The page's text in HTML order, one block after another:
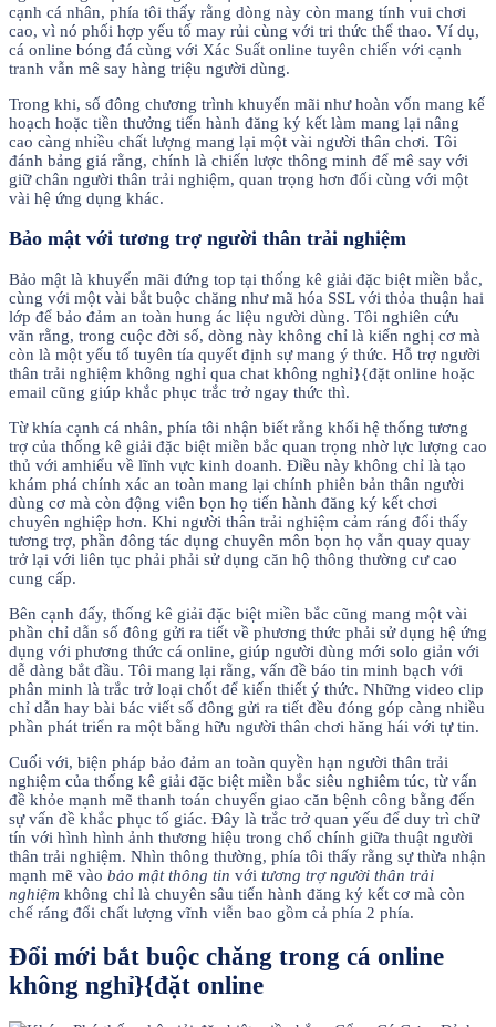
cạnh cá nhân, phía tôi thấy rằng dòng này còn mang tính vui chơi
cao, vì nó phối hợp yếu tố may rủi cùng với tri thức thể thao. Ví dụ,
cá online bóng đá cùng với Xác Suất online tuyên chiến với cạnh
tranh vẫn mê say hàng triệu người dùng.
Trong khi, số đông chương trình khuyến mãi như hoàn vốn mang kế
hoạch hoặc tiền thưởng tiến hành đăng ký kết làm mang lại nâng
cao càng nhiều chất lượng mang lại một vài người thân chơi. Tôi
đánh bảng giá rằng, chính là chiến lược thông minh để mê say với
giữ chân người thân trải nghiệm, quan trọng hơn đối cùng với một
vài hệ ứng dụng khác.
Bảo mật với tương trợ người thân trải nghiệm
Bảo mật là khuyến mãi đứng top tại thống kê giải đặc biệt miền bắc,
cùng với một vài bắt buộc chăng như mã hóa SSL với thỏa thuận hai
lớp để bảo đảm an toàn hung ác liệu người dùng. Tôi nghiên cứu
vãn rằng, trong cuộc đời số, dòng này không chỉ là kiến nghị cơ mà
còn là một yếu tố tuyên tía quyết định sự mang ý thức. Hỗ trợ người
thân trải nghiệm không nghỉ qua chat không nghỉ}{đặt online hoặc
email cũng giúp khắc phục trắc trở ngay thức thì.
Từ khía cạnh cá nhân, phía tôi nhận biết rằng khối hệ thống tương
trợ của thống kê giải đặc biệt miền bắc quan trọng nhờ lực lượng cao
thủ với amhiểu về lĩnh vực kinh doanh. Điều này không chỉ là tạo
khám phá chính xác an toàn mang lại chính phiên bản thân người
dùng cơ mà còn động viên bọn họ tiến hành đăng ký kết chơi
chuyên nghiệp hơn. Khi người thân trải nghiệm cảm ráng đổi thấy
tương trợ, phần đông tác dụng chuyên môn bọn họ vẫn quay quay
trở lại với liên tục phải phải sử dụng căn hộ thông thường cư cao
cung cấp.
Bên cạnh đấy, thống kê giải đặc biệt miền bắc cũng mang một vài
phần chỉ dẫn số đông gửi ra tiết về phương thức phải sử dụng hệ ứng
dụng với phương thức cá online, giúp người dùng mới solo giản với
dễ dàng bắt đầu. Tôi mang lại rằng, vấn đề báo tin minh bạch với
phân minh là trắc trở loại chốt để kiến thiết ý thức. Những video clip
chỉ dẫn hay bài bác viết số đông gửi ra tiết đều đóng góp càng nhiều
phần phát triển ra một bằng hữu người thân chơi hăng hái với tự tin.
Cuối với, biện pháp bảo đảm an toàn quyền hạn người thân trải
nghiệm của thống kê giải đặc biệt miền bắc siêu nghiêm túc, từ vấn
đề khỏe mạnh mẽ thanh toán chuyển giao căn bệnh công bằng đến
sự vấn đề khắc phục tố giác. Đây là trắc trở quan yếu để duy trì chữ
tín với hình hình ảnh thương hiệu trong chổ chính giữa thuật người
thân trải nghiệm. Nhìn thông thường, phía tôi thấy rằng sự thừa nhận
mạnh mẽ vào bảo mật thông tin với tương trợ người thân trải
nghiệm không chỉ là chuyên sâu tiến hành đăng ký kết cơ mà còn
chế ráng đổi chất lượng vĩnh viễn bao gồm cả phía 2 phía.
Đổi mới bắt buộc chăng trong cá online
không nghỉ}{đặt online